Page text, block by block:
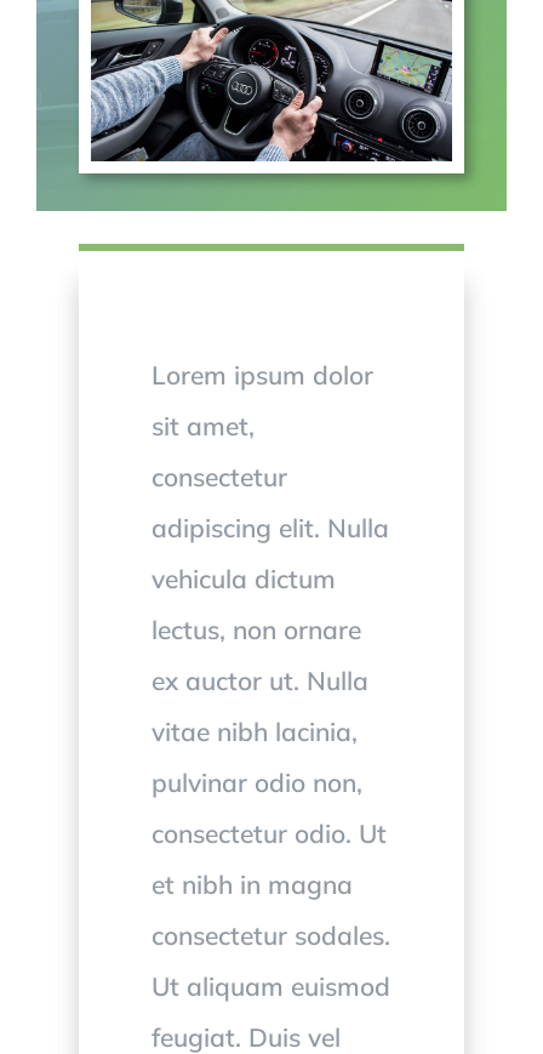
Lorem ipsum dolor
sit amet,
consectetur
adipiscing elit. Nulla
vehicula dictum
lectus, non ornare
ex auctor ut. Nulla
vitae nibh lacinia,
pulvinar odio non,
consectetur odio. Ut
et nibh in magna
consectetur sodales.
Ut aliquam euismod
feugiat. Duis vel